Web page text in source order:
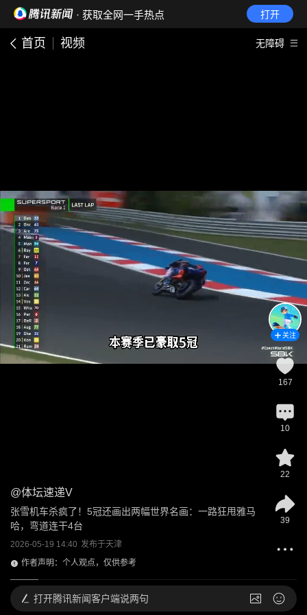
· 获取全网一手热点 打开
首页 视频 无障碍
@体坛速递V
张雪机车杀疯了！5冠还画出两幅世界名画：一路狂甩雅马
哈，弯道连干4台
2026-05-19 14:40 发布于天津
作者声明：个人观点，仅供参考
关注
167
10
22
39
打开腾讯新闻客户端说两句